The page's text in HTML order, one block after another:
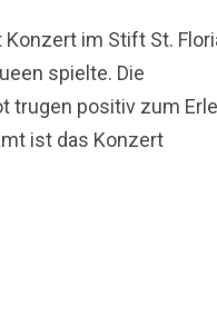
im Stift St.
spielte. Die
trugen positiv zum
ist das Konzert